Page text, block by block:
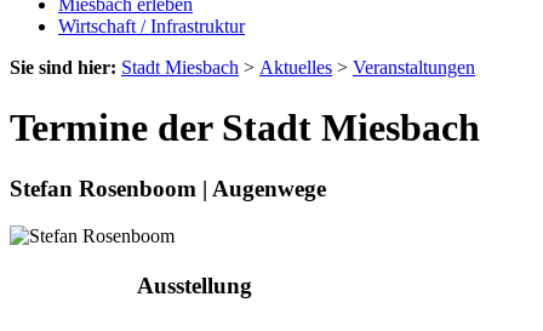
Miesbach erleben
Wirtschaft / Infrastruktur
Sie sind hier: Stadt Miesbach > Aktuelles > Veranstaltungen
Termine der Stadt Miesbach
Stefan Rosenboom | Augenwege
Ausstellung